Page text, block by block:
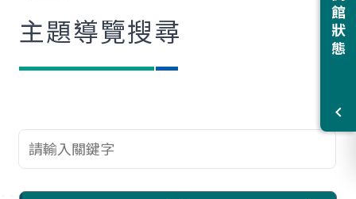
開館狀態
主題導覽搜尋
查詢關鍵字